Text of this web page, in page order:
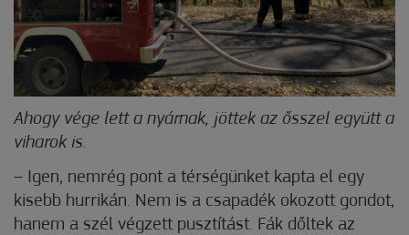
Ahogy vége lett a nyárnak, jöttek az ősszel együtt a
viharok is.
– Igen, nemrég pont a térségünket kapta el egy
kisebb hurrikán. Nem is a csapadék okozott gondot,
hanem a szél végzett pusztítást. Fák dőltek az